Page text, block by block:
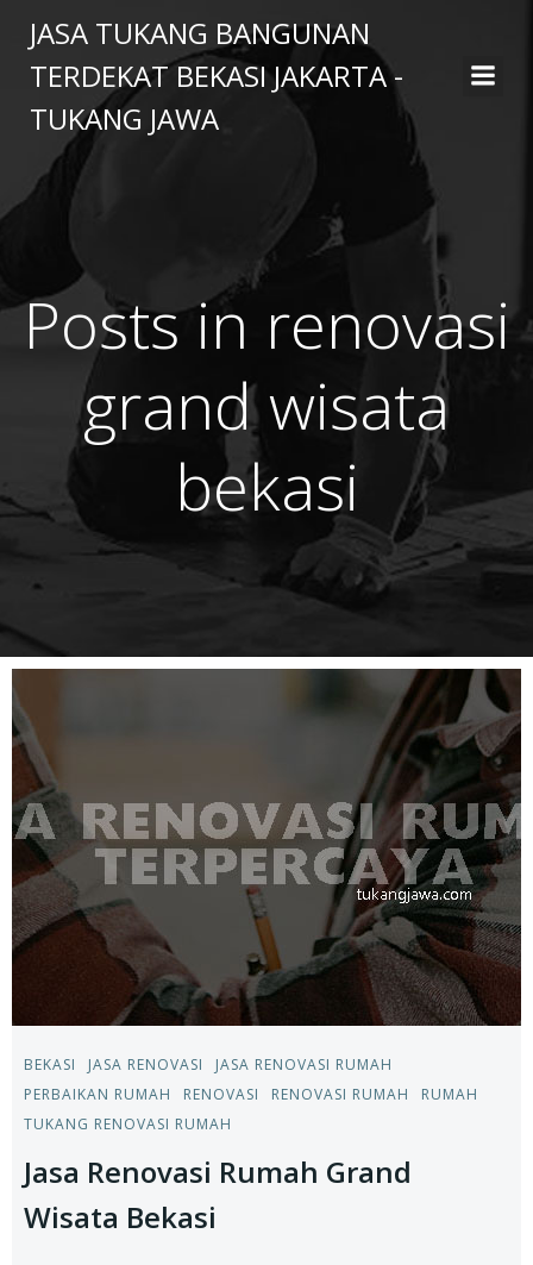
to
content
JASA TUKANG BANGUNAN
TERDEKAT BEKASI JAKARTA -
TUKANG JAWA
Posts in renovasi
grand wisata
bekasi
BEKASI JASA RENOVASI
JASA RENOVASI RUMAH
PERBAIKAN RUMAH
RENOVASI RENOVASI RUMAH
RUMAH
TUKANG RENOVASI RUMAH
Jasa Renovasi Rumah Grand
Wisata Bekasi